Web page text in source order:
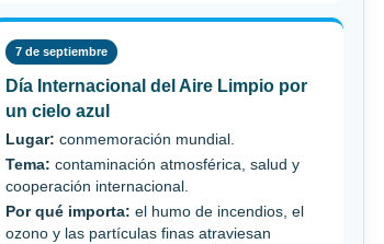
7 de septiembre
Día Internacional del Aire Limpio por
un cielo azul
Lugar: conmemoración mundial.
Tema: contaminación atmosférica, salud y
cooperación internacional.
Por qué importa: el humo de incendios, el
ozono y las partículas finas atraviesan